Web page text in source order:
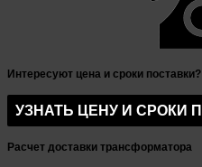
Интересуют цена и сроки поставки?
Расчет доставки трансформатора